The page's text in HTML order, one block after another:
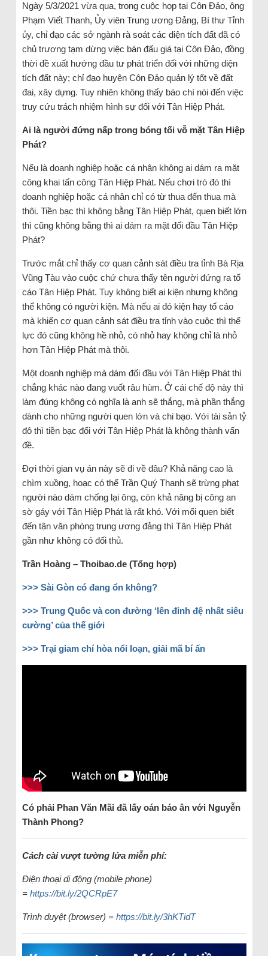
Ngày 5/3/2021 vừa qua, trong cuộc họp tại Côn Đảo, ông
Phạm Viết Thanh, Ủy viên Trung ương Đảng, Bí thư Tỉnh
ủy, chỉ đạo các sở ngành rà soát các diện tích đất đã có
chủ trương tạm dừng việc bán đấu giá tại Côn Đảo, đồng
thời đề xuất hướng đầu tư phát triển đối với những diện
tích đất này; chỉ đạo huyện Côn Đảo quản lý tốt về đất
đai, xây dựng. Tuy nhiên không thấy báo chí nói đến việc
truy cứu trách nhiệm hình sự đối với Tân Hiệp Phát.
Ai là người đứng nấp trong bóng tối vỗ mặt Tân Hiệp
Phát?
Nếu là doanh nghiệp hoặc cá nhân không ai dám ra mặt
công khai tấn công Tân Hiệp Phát. Nếu chơi trò đó thì
doanh nghiệp hoặc cá nhân chỉ có từ thua đến thua mà
thôi. Tiền bạc thì không bằng Tân Hiệp Phát, quen biết lớn
thì cũng không bằng thì ai dám ra mặt đối đầu Tân Hiệp
Phát?
Trước mắt chỉ thấy cơ quan cảnh sát điều tra tỉnh Bà Rịa
Vũng Tàu vào cuộc chứ chưa thấy tên người đứng ra tố
cáo Tân Hiệp Phát. Tuy không biết ai kiện nhưng không
thể không có người kiện. Mà nếu ai đó kiện hay tố cáo
mà khiến cơ quan cảnh sát điều tra tỉnh vào cuộc thì thế
lực đó cũng không hề nhỏ, có nhỏ hay không chỉ là nhỏ
hơn Tân Hiệp Phát mà thôi.
Một doanh nghiệp mà dám đối đầu với Tân Hiệp Phát thì
chẳng khác nào đang vuốt râu hùm. Ở cái chế độ này thì
làm đúng không có nghĩa là anh sẽ thắng, mà phần thắng
dành cho những người quen lớn và chi bạo. Với tài sản tỷ
đô thì tiền bạc đối với Tân Hiệp Phát là không thành vấn
đề.
Đợi thời gian vụ án này sẽ đi về đâu? Khả năng cao là
chìm xuồng, hoạc có thể Trần Quý Thanh sẽ trừng phạt
người nào dám chống lại ông, còn khả năng bị công an
sờ gáy với Tân Hiệp Phát là rất khó. Với mối quen biết
đến tận văn phòng trung ương đảng thì Tân Hiệp Phát
gần như không có đối thủ.
Trần Hoàng – Thoibao.de (Tổng hợp)
>>> Sài Gòn có đang ổn không?
>>> Trung Quốc và con đường ‘lên đỉnh đệ nhất siêu
cường’ của thế giới
>>> Trại giam chí hòa nổi loạn, giải mã bí ẩn
Có phải Phan Văn Mãi đã lấy oán báo ân với Nguyễn
Thành Phong?
Cách cài vượt tường lửa miễn phí:
Điện thoại di động (mobile phone)
= https://bit.ly/2QCRpE7
Trình duyệt (browser) = https://bit.ly/3hKTidT